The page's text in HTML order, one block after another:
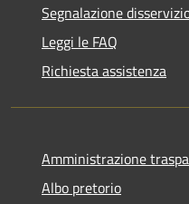
Segnalazione
Leggi le FAQ
Richiesta assistenza
Amministrazione
Albo pretorio